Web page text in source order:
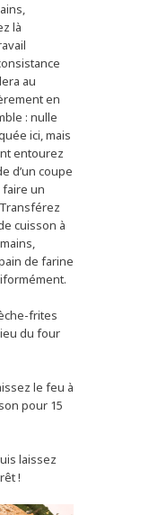
là
au
en
: nulle
ici, mais
entourez
d’un coupe
un
cuisson à
de farine
frites
du four
le feu à
pour 15
laissez
!